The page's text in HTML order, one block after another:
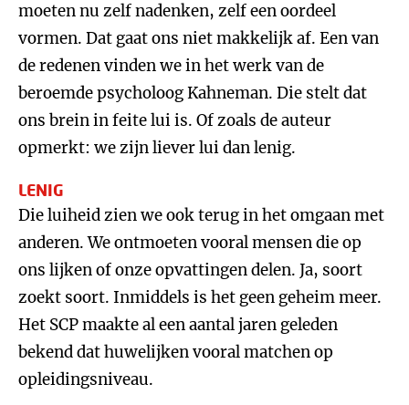
moeten nu zelf nadenken, zelf een oordeel
vormen. Dat gaat ons niet makkelijk af. Een van
de redenen vinden we in het werk van de
beroemde psycholoog Kahneman. Die stelt dat
ons brein in feite lui is. Of zoals de auteur
opmerkt: we zijn liever lui dan lenig.
LENIG
Die luiheid zien we ook terug in het omgaan met
anderen. We ontmoeten vooral mensen die op
ons lijken of onze opvattingen delen. Ja, soort
zoekt soort. Inmiddels is het geen geheim meer.
Het SCP maakte al een aantal jaren geleden
bekend dat huwelijken vooral matchen op
opleidingsniveau.